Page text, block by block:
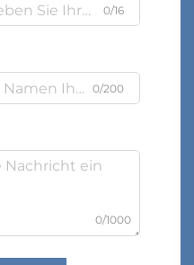
0/16
0/200
0/1000